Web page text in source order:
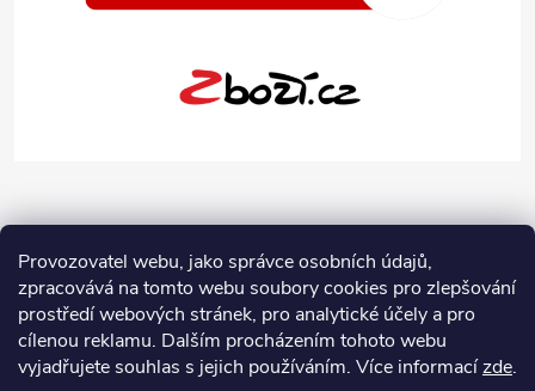
Provozovatel webu, jako správce osobních údajů,
zpracovává na tomto webu soubory cookies pro zlepšování
prostředí webových stránek, pro analytické účely a pro
cílenou reklamu. Dalším procházením tohoto webu
vyjadřujete souhlas s jejich používáním. Více informacízde.